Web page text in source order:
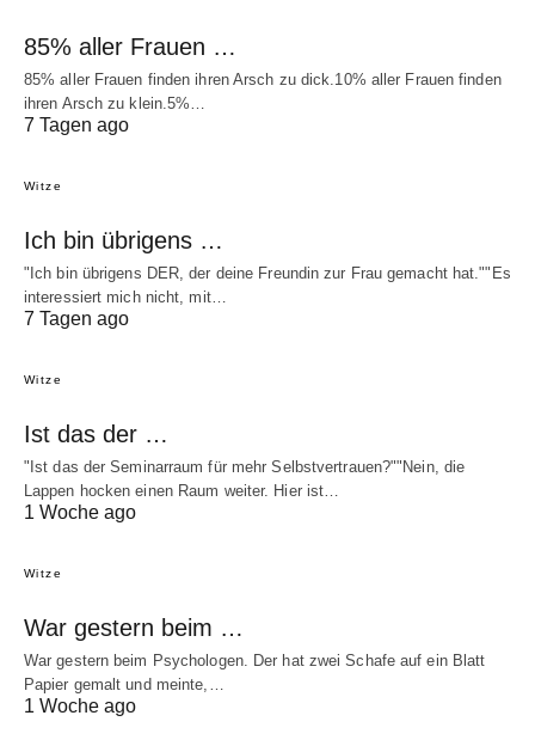
85% aller Frauen …
85% aller Frauen finden ihren Arsch zu dick.10% aller Frauen finden
ihren Arsch zu klein.5%…
7 Tagen ago
Witze
Ich bin übrigens …
"Ich bin übrigens DER, der deine Freundin zur Frau gemacht hat.""Es
interessiert mich nicht, mit…
7 Tagen ago
Witze
Ist das der …
"Ist das der Seminarraum für mehr Selbstvertrauen?""Nein, die
Lappen hocken einen Raum weiter. Hier ist…
1 Woche ago
Witze
War gestern beim …
War gestern beim Psychologen. Der hat zwei Schafe auf ein Blatt
Papier gemalt und meinte,…
1 Woche ago